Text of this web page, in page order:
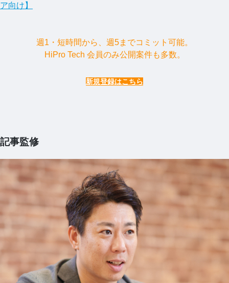
ア向け】
週1・短時間から、週5までコミット可能。
HiPro Tech 会員のみ公開案件も多数。
新規登録はこちら
記事監修